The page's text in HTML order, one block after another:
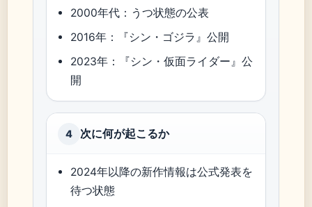
2000年代：うつ状態の公表
2016年：『シン・ゴジラ』公開
2023年：『シン・仮面ライダー』公
開
4 次に何が起こるか
2024年以降の新作情報は公式発表を
待つ状態